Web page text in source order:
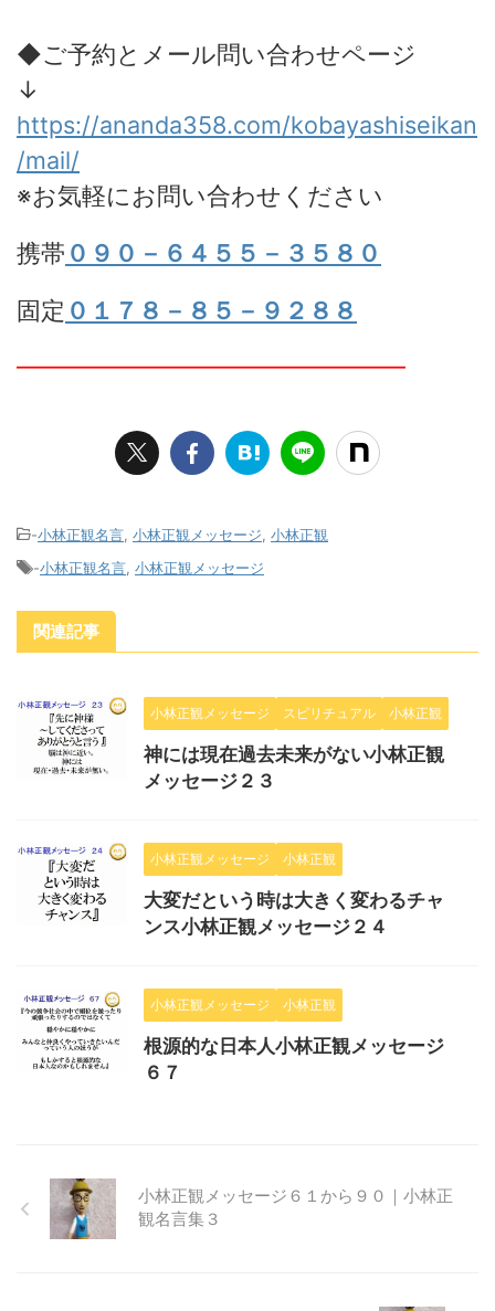
◆ご予約とメール問い合わせページ
↓
https://ananda358.com/kobayashiseikan
/mail/
※お気軽にお問い合わせください
携帯 ０９０－６４５５－３５８０
固定 ０１７８－８５－９２８８
━━━━━━━━━━━━━━━━
-小林正観名言 小林正観メッセージ 小林正観
-小林正観名言 小林正観メッセージ
関連記事
小林正観メッセージ スピリチュアル 小林正観
神には現在過去未来がない小林正観
メッセージ２３
小林正観メッセージ 小林正観
大変だという時は大きく変わるチャ
ンス小林正観メッセージ２４
小林正観メッセージ 小林正観
根源的な日本人小林正観メッセージ
６７
小林正観メッセージ６１から９０｜小林正
観名言集３